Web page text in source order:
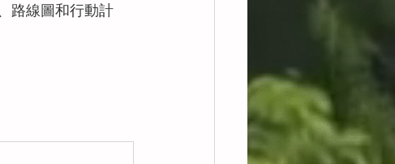
路線圖和行動計